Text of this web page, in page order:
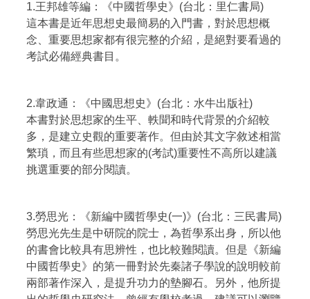
1.王邦雄等編：《中國哲學史》(台北：里仁書局)
這本書是近年思想史最簡易的入門書，對於思想概
念、重要思想家都有很完整的介紹，是絕對要看過的
考試必備經典書目。
2.韋政通：《中國思想史》(台北：水牛出版社)
本書對於思想家的生平、軼聞和時代背景的介紹較
多，是建立史觀的重要著作。但由於其文字敘述相當
繁瑣，而且有些思想家的(考試)重要性不高所以建議
挑選重要的部分閱讀。
3.勞思光：《新編中國哲學史(一)》(台北：三民書局)
勞思光先生是中研院的院士，為哲學系出身，所以他
的書會比較具有思辨性，也比較難閱讀。但是《新編
中國哲學史》的第一冊對於先秦諸子學說的說明較前
兩部著作深入，是提升功力的墊腳石。另外，他所提